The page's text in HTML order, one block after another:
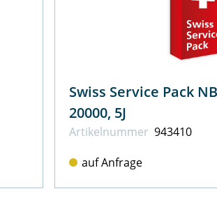
Swiss Service Pack
20000, 5J
Artikel­nummer 943410
auf Anfrage